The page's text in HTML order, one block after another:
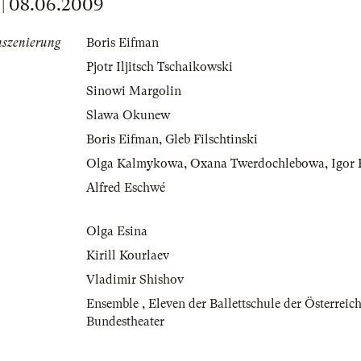
08.06.2009
Boris Eifman
Pjotr Iljitsch Tschaikowski
Sinowi Margolin
Slawa Okunew
Boris Eifman, Gleb Filschtinski
Olga Kalmykowa, Oxana Twerdochlebowa, Igor
Alfred Eschwé
Olga Esina
Kirill Kourlaev
Vladimir Shishov
Ensemble , Eleven der Ballettschule der
Bundestheater